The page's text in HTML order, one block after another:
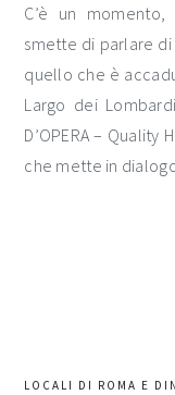
C’è un
smette di parlare di
quello che è
Largo dei
D’OPERA –
che mette in
LOCALI DI ROMA E